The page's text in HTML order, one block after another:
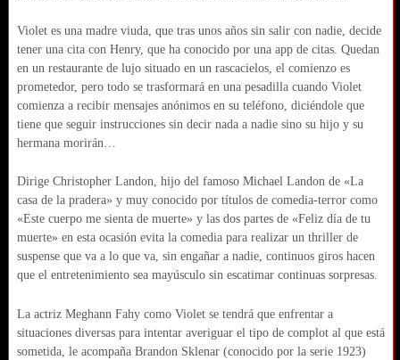
Violet es una madre viuda, que tras unos años sin salir con nadie, decide
tener una cita con Henry, que ha conocido por una app de citas. Quedan
en un restaurante de lujo situado en un rascacielos, el comienzo es
prometedor, pero todo se trasformará en una pesadilla cuando Violet
comienza a recibir mensajes anónimos en su teléfono, diciéndole que
tiene que seguir instrucciones sin decir nada a nadie sino su hijo y su
hermana morirán…
Dirige Christopher Landon, hijo del famoso Michael Landon de «La
casa de la pradera» y muy conocido por títulos de comedia-terror como
«Este cuerpo me sienta de muerte» y las dos partes de «Feliz día de tu
muerte» en esta ocasión evita la comedia para realizar un thriller de
suspense que va a lo que va, sin engañar a nadie, continuos giros hacen
que el entretenimiento sea mayúsculo sin escatimar continuas sorpresas.
La actriz Meghann Fahy como Violet se tendrá que enfrentar a
situaciones diversas para intentar averiguar el tipo de complot al que está
sometida, le acompaña Brandon Sklenar (conocido por la serie 1923)